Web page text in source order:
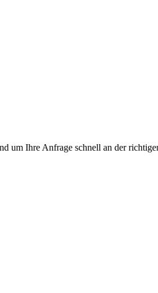
um Ihre Anfrage schnell an der